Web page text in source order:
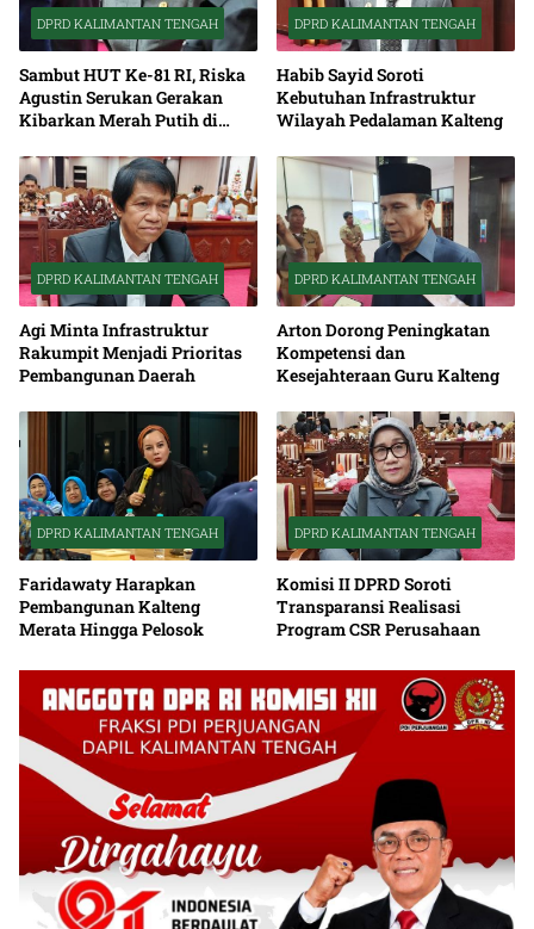
DPRD KALIMANTAN TENGAH
Sambut HUT Ke-81 RI, Riska
Agustin Serukan Gerakan
Kibarkan Merah Putih di
DPRD KALIMANTAN TENGAH
Habib Sayid Soroti
Kebutuhan Infrastruktur
Wilayah Pedalaman Kalteng
DPRD KALIMANTAN TENGAH
Agi Minta Infrastruktur
Rakumpit Menjadi Prioritas
Pembangunan Daerah
DPRD KALIMANTAN TENGAH
Arton Dorong Peningkatan
Kompetensi dan
Kesejahteraan Guru Kalteng
DPRD KALIMANTAN TENGAH
Faridawaty Harapkan
Pembangunan Kalteng
Merata Hingga Pelosok
DPRD KALIMANTAN TENGAH
Komisi II DPRD Soroti
Transparansi Realisasi
Program CSR Perusahaan